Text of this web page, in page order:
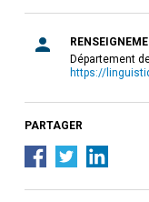
Département
https://
PARTAGER